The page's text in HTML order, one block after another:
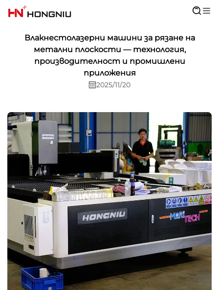
Влакнестолазерни машини за рязане на
метални плоскости — технология,
производителност и промишлени
приложения
2025/11/20